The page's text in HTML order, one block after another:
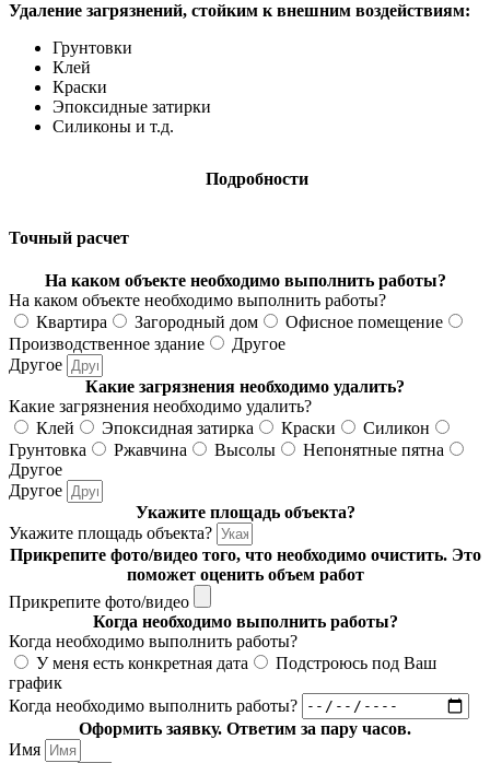
Удаление загрязнений, стойким к внешним воздействиям:
Грунтовки
Клей
Краски
Эпоксидные затирки
Силиконы и т.д.
Подробности
Точный расчет
На каком объекте необходимо выполнить работы?
На каком объекте необходимо выполнить работы?
Квартира
Загородный дом
Офисное помещение
Производственное здание
Другое
Другое
Какие загрязнения необходимо удалить?
Какие загрязнения необходимо удалить?
Клей
Эпоксидная затирка Краски
Силикон
Грунтовка
Ржавчина Высолы
Непонятные пятна
Другое
Другое
Укажите площадь объекта?
Укажите площадь объекта?
Прикрепите фото/видео того, что необходимо очистить. Это
поможет оценить объем работ
Прикрепите фото/видео
Когда необходимо выполнить работы?
Когда необходимо выполнить работы?
У меня есть конкретная дата
Подстроюсь под Ваш
график
Когда необходимо выполнить работы?
Оформить заявку. Ответим за пару часов.
Имя